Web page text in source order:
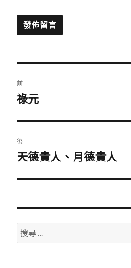
章
覽
前
上
篇
文
章：
祿元
後
下
篇
章：
天德貴人、月德貴人
搜
尋：